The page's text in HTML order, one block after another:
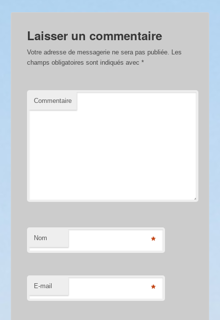
Laisser un commentaire
Votre adresse de messagerie ne sera pas publiée.
Les
champs obligatoires sont indiqués avec*
Commentaire
Nom *
E-mail *